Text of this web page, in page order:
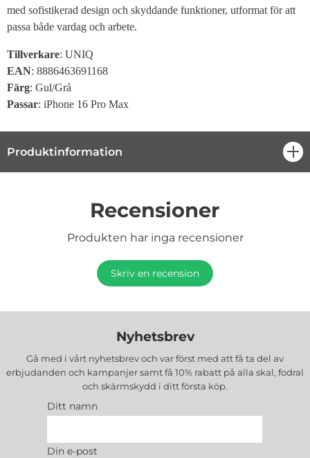
med sofistikerad design och skyddande funktioner, utformat för att
passa både vardag och arbete.
Tillverkare: UNIQ
EAN: 8886463691168
Färg: Gul/Grå
Passar: iPhone 16 Pro Max
Produktinformation
Recensioner
Produkten har inga recensioner
Skriv en recension
Nyhetsbrev
Gå med i vårt nyhetsbrev och var först med att få ta del av
erbjudanden och kampanjer samt få 10% rabatt på alla skal, fodral
och skärmskydd i ditt första köp.
Ditt namn
Din e-post